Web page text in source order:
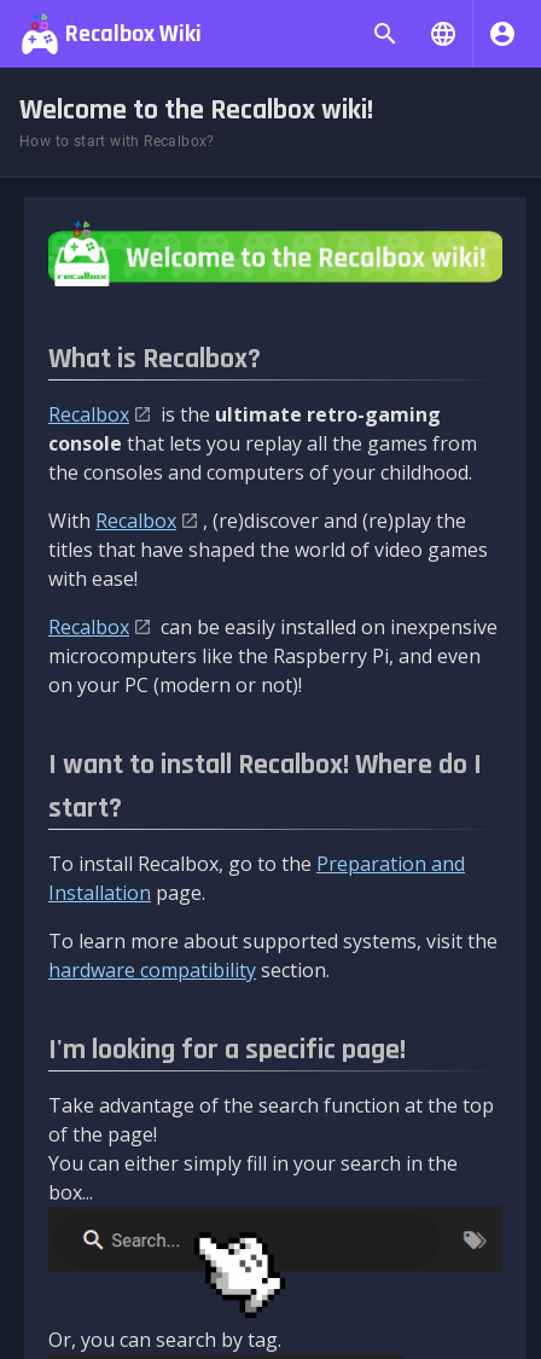
Recalbox Wiki
Welcome to the Recalbox wiki!
How to start with Recalbox?
What is Recalbox?
Recalbox is the ultimate retro-gaming
console that lets you replay all the games from
the consoles and computers of your childhood.
With Recalbox
, (re)discover and (re)play the
titles that have shaped the world of video games
with ease!
Recalbox
can be easily installed on inexpensive
microcomputers like the Raspberry Pi, and even
on your PC (modern or not)!
I want to install Recalbox! Where do I
start?
To install Recalbox, go to the Preparation and
Installation page.
To learn more about supported systems, visit the
hardware compatibilitysection.
I'm looking for a specific page!
Take advantage of the search function at the top
of the page!
You can either simply fill in your search in the
box...
Or, you can search by tag.